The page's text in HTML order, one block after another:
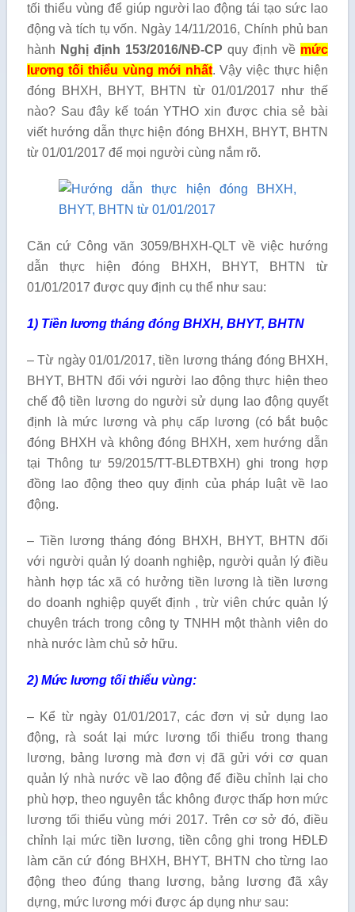
tối thiểu vùng để giúp người lao động tái tạo sức lao
động và tích tụ vốn. Ngày 14/11/2016, Chính phủ ban
hành Nghị định 153/2016/NĐ-CP quy định về mức
lương tối thiểu vùng mới nhất. Vậy việc thực hiện
đóng BHXH, BHYT, BHTN từ 01/01/2017 như thế
nào? Sau đây kế toán YTHO xin được chia sẻ bài
viết hướng dẫn thực hiện đóng BHXH, BHYT, BHTN
từ 01/01/2017 để mọi người cùng nắm rõ.
Căn cứ Công văn 3059/BHXH-QLT về việc hướng
dẫn thực hiện đóng BHXH, BHYT, BHTN từ
01/01/2017 được quy định cụ thể như sau:
1) Tiền lương tháng đóng BHXH, BHYT, BHTN
– Từ ngày 01/01/2017, tiền lương tháng đóng BHXH,
BHYT, BHTN đối với người lao động thực hiện theo
chế độ tiền lương do người sử dụng lao động quyết
định là mức lương và phụ cấp lương (có bắt buộc
đóng BHXH và không đóng BHXH, xem hướng dẫn
tại Thông tư 59/2015/TT-BLĐTBXH) ghi trong hợp
đồng lao động theo quy định của pháp luật về lao
động.
– Tiền lương tháng đóng BHXH, BHYT, BHTN đối
với người quản lý doanh nghiệp, người quản lý điều
hành hợp tác xã có hưởng tiền lương là tiền lương
do doanh nghiệp quyết định , trừ viên chức quản lý
chuyên trách trong công ty TNHH một thành viên do
nhà nước làm chủ sở hữu.
2) Mức lương tối thiểu vùng:
– Kể từ ngày 01/01/2017, các đơn vị sử dụng lao
động, rà soát lại mức lương tối thiểu trong thang
lương, bảng lương mà đơn vị đã gửi với cơ quan
quản lý nhà nước về lao động để điều chỉnh lại cho
phù hợp, theo nguyên tắc không được thấp hơn mức
lương tối thiểu vùng mới 2017. Trên cơ sở đó, điều
chỉnh lại mức tiền lương, tiền công ghi trong HĐLĐ
làm căn cứ đóng BHXH, BHYT, BHTN cho từng lao
động theo đúng thang lương, bảng lương đã xây
dựng, mức lương mới được áp dụng như sau: